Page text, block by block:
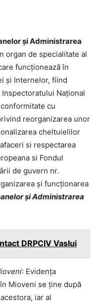
și Administrarea
organ de specialitate al
funcționează în
și Internelor, fiind
Național
cu
reorganizarea unor
cheltuielilor
si respectarea
si Fondul
de guvern nr.
și funcționarea
și Administrarea
DRPCIV Vaslui
: Evidența
Mioveni se ține după
iar al